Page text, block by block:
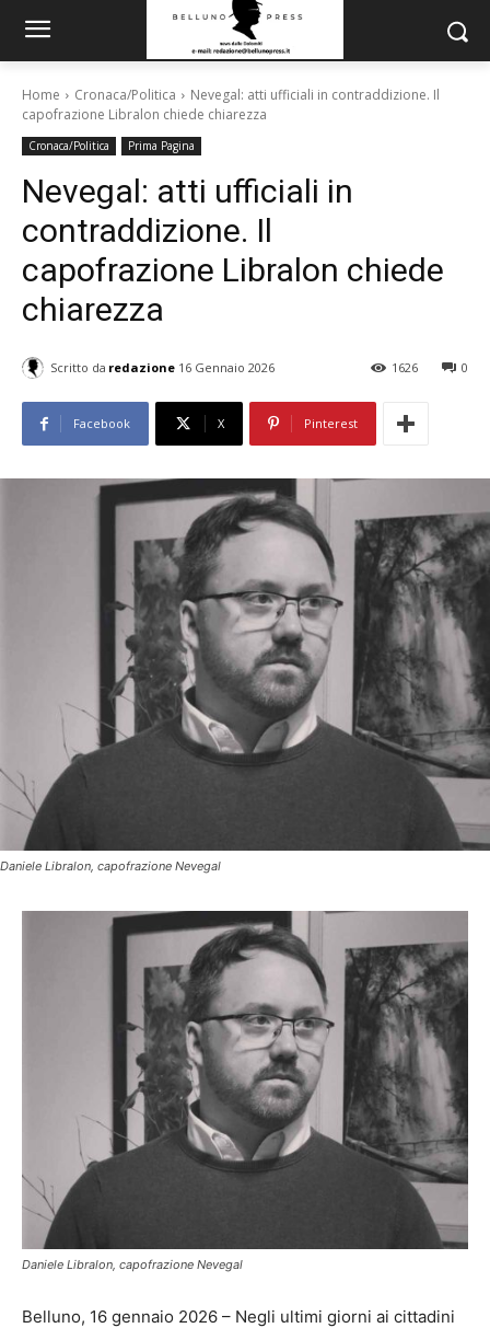
Home Cronaca/Politica
Nevegal: atti ufficiali in contraddizione. Il
capofrazione Libralon chiede chiarezza
Cronaca/Politica Prima Pagina
Nevegal: atti ufficiali in
contraddizione. Il
capofrazione Libralon chiede
chiarezza
Scritto da redazione 16 Gennaio 2026 0
1626
Facebook X Pinterest
Daniele Libralon, capofrazione Nevegal
Daniele Libralon, capofrazione Nevegal
Belluno, 16 gennaio 2026 – Negli ultimi giorni ai cittadini